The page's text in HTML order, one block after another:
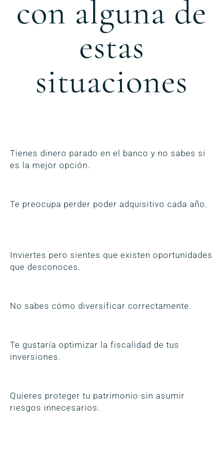
con alguna de
estas
situaciones
Tienes dinero parado en el banco y no sabes si
es la mejor opción.
Te preocupa perder poder adquisitivo cada año.
Inviertes pero sientes que existen oportunidades
que desconoces.
No sabes cómo diversificar correctamente.
Te gustaría optimizar la fiscalidad de tus
inversiones.
Quieres proteger tu patrimonio sin asumir
riesgos innecesarios.